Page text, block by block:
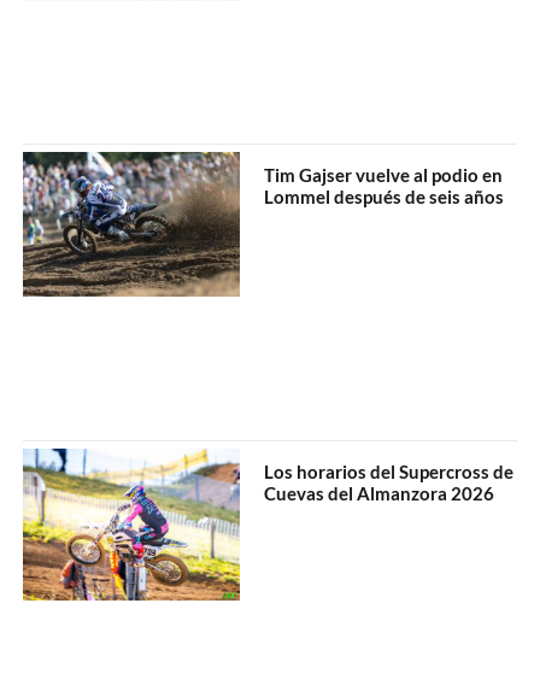
Tim Gajser vuelve al podio en
Lommel después de seis años
Los horarios del Supercross de
Cuevas del Almanzora 2026